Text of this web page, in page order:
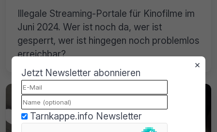
Illegale Streaming-Portale für Kinofilme im
Juni 2024. Wer ist noch da, wer ist
gesperrt, wer ist hingegen noch problemlos
erreichbar?
×
Jetzt Newsletter abonnieren
Tarnkappe.info Newsletter